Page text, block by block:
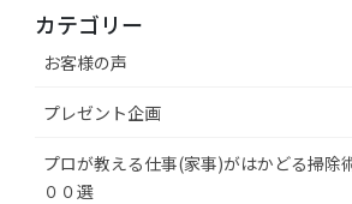
カテゴリー
お客様の声
プレゼント企画
プロが教える仕事(家事)がはかどる掃除
００選